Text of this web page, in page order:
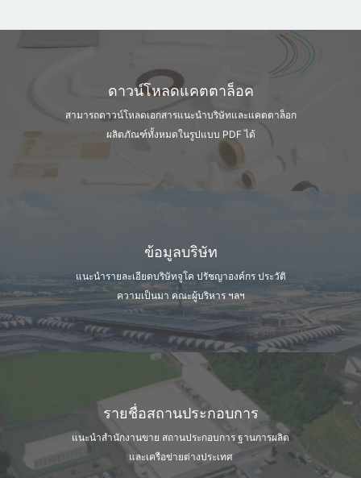
ดาวน์โหลดแคตตาล็อค
สามารถดาวน์โหลดเอกสารแนะนำบริษัทและแคตตาล็อก
ผลิตภัณฑ์ทั้งหมดในรูปแบบ PDF ได้
ข้อมูลบริษัท
แนะนำรายละเอียดบริษัทจูโค ปรัชญาองค์กร ประวัติ
ความเป็นมา คณะผู้บริหาร ฯลฯ
รายชื่อสถานประกอบการ
แนะนำสำนักงานขาย สถานประกอบการ ฐานการผลิต
และเครือข่ายต่างประเทศ